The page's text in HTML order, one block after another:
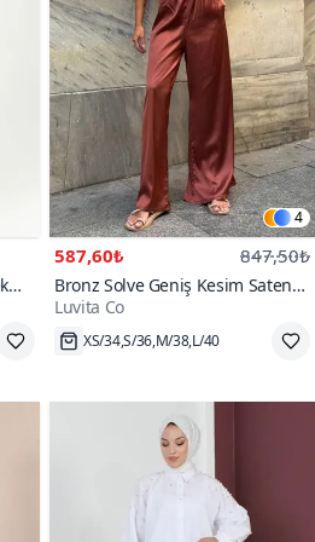
4
587,60₺ 847,50₺
Bronz Solve Geniş Kesim Saten
Pantolon
Luvita Co
XS/34,S/36,M/38,L/40